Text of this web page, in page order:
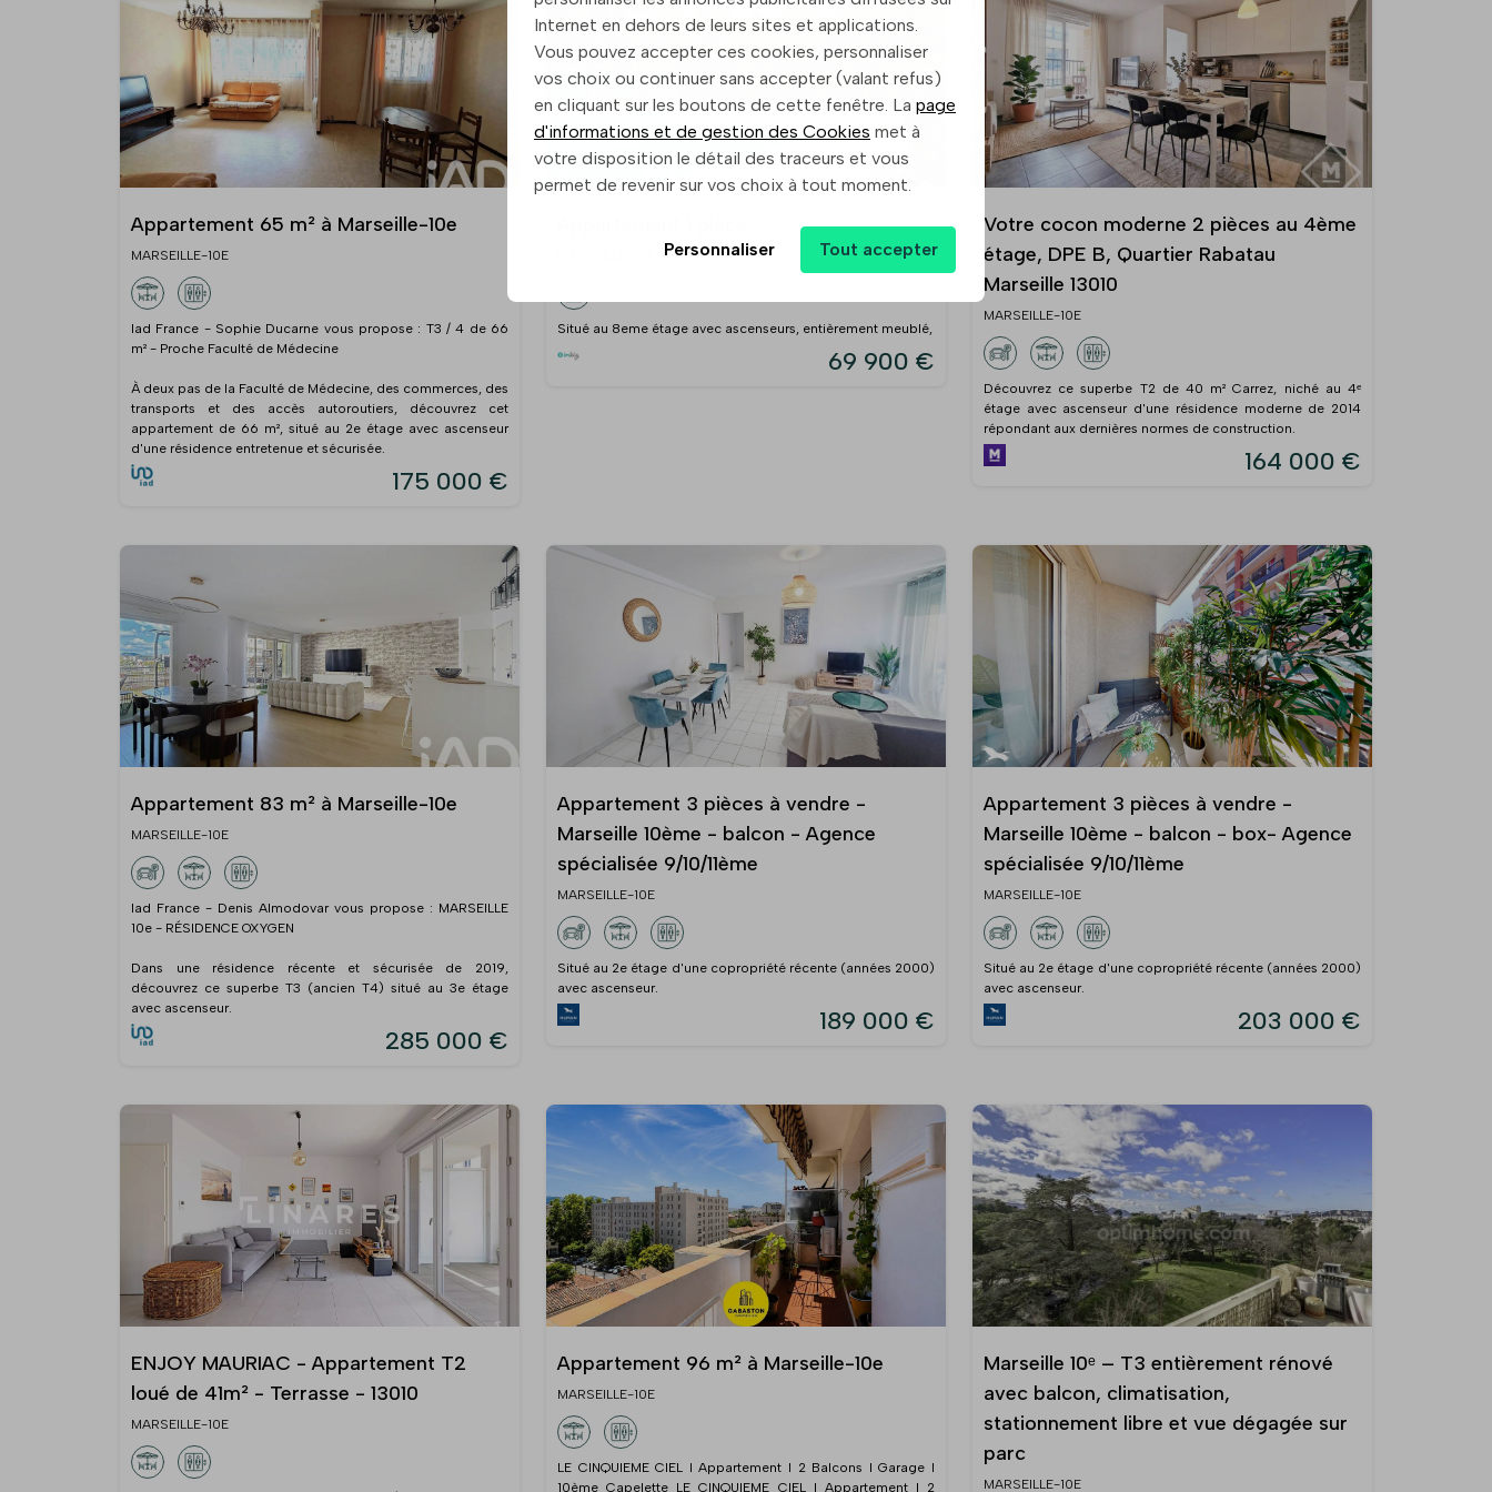
Appartement 65 m² à Marseille-10e
MARSEILLE-10E
Iad France - Sophie Ducarne vous propose : T3 / 4 de 66
m² - Proche Faculté de Médecine
À deux pas de la Faculté de Médecine, des commerces, des
transports et des accès autoroutiers, découvrez cet
appartement de 66 m², situé au 2e étage avec ascenseur
d'une résidence entretenue et sécurisée.
175 000 €
Situé au 8eme étage avec ascenseurs, entièrement meublé,
69 900 €
Votre cocon moderne 2 pièces au 4ème
étage, DPE B, Quartier Rabatau
Marseille 13010
MARSEILLE-10E
Découvrez ce superbe T2 de 40 m² Carrez, niché au 4ᵉ
étage avec ascenseur d'une résidence moderne de 2014
répondant aux dernières normes de construction.
164 000 €
Appartement 83 m² à Marseille-10e
MARSEILLE-10E
Iad France - Denis Almodovar vous propose : MARSEILLE
10e - RÉSIDENCE OXYGEN
Dans une résidence récente et sécurisée de 2019,
découvrez ce superbe T3 (ancien T4) situé au 3e étage
avec ascenseur.
285 000 €
Appartement 3 pièces à vendre -
Marseille 10ème - balcon - Agence
spécialisée 9/10/11ème
MARSEILLE-10E
Situé au 2e étage d'une copropriété récente (années 2000)
avec ascenseur.
189 000 €
Appartement 3 pièces à vendre -
Marseille 10ème - balcon - box- Agence
spécialisée 9/10/11ème
MARSEILLE-10E
Situé au 2e étage d'une copropriété récente (années 2000)
avec ascenseur.
203 000 €
ENJOY MAURIAC - Appartement T2
loué de 41m² - Terrasse - 13010
MARSEILLE-10E
Appartement 96 m² à Marseille-10e
MARSEILLE-10E
LE CINQUIEME CIEL I Appartement I 2 Balcons I Garage I
10ème Capelette LE CINQUIEME CIEL I Appartement I 2
Marseille 10ᵉ – T3 entièrement rénové
avec balcon, climatisation,
stationnement libre et vue dégagée sur
parc
MARSEILLE-10E
Internet en dehors de leurs sites et applications.
Vous pouvez accepter ces cookies, personnaliser
vos choix ou continuer sans accepter (valant refus)
en cliquant sur les boutons de cette fenêtre. La page
d'informations et de gestion des Cookies met à
votre disposition le détail des traceurs et vous
permet de revenir sur vos choix à tout moment.
Personnaliser Tout accepter